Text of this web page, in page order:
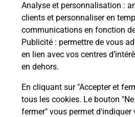
Analyse et personnalisation :
clients et personnaliser en
communications en fonction
Publicité : permettre de vous
en lien avec vos centres
en dehors.
En cliquant sur "Accepter et
tous les cookies. Le bouton
fermer" vous permet d'indiquer
Est-ce que je peux
numéro de mobile
Est-ce que je peux
avec La Poste Mobile ?
Est-ce que je peux
à l’étranger avec La